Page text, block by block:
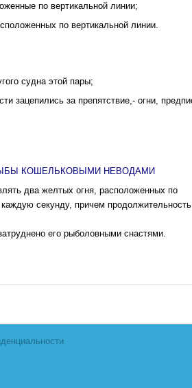
по вертикальной линии;
по вертикальной линии.
судна этой пары;
зацепились за препятствие,- огни,
КОШЕЛЬКОВЫМИ НЕВОДАМИ
два желтых огня, расположенных по
секунду, причем
его рыболовными снастями.